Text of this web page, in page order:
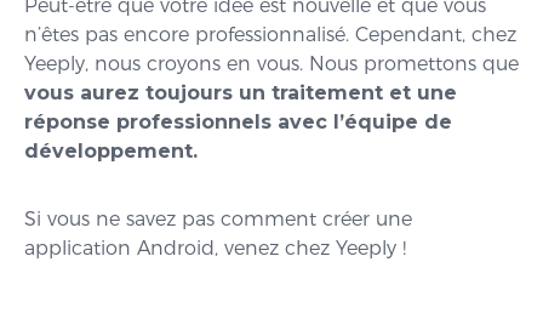
Peut-être que votre idée est nouvelle et que vous
n’êtes pas encore professionnalisé. Cependant, chez
Yeeply, nous croyons en vous. Nous promettons que
vous aurez toujours un traitement et une
réponse professionnels avec l’équipe de
développement.
Si vous ne savez pas comment créer une
application Android, venez chez Yeeply !